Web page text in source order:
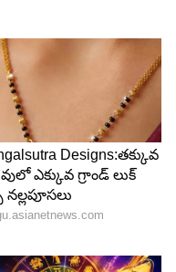
పనిచేస్తున్నారు.
పని చేసిన అనుభవం
సబ్ ఎడిటర్ గా రాణించారు.
ఎంటర్టైన్మెంట్ విభాగంలో
సినిమాకి సంబంధించిన
ఉంది.